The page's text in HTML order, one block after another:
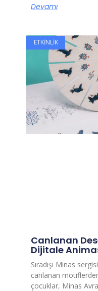
Devamı
ETKINLIK
Canlanan
Dijitale
Sıradışı Minas
canlanan
çocuklar, Minas